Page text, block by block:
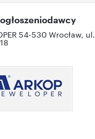
54-530 Wrocław, ul.